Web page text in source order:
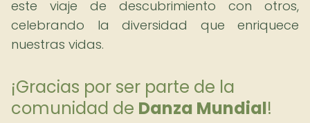
este viaje de descubrimiento con otros,
celebrando la diversidad que enriquece
nuestras vidas.
¡Gracias por ser parte de la
comunidad de Danza Mundial!